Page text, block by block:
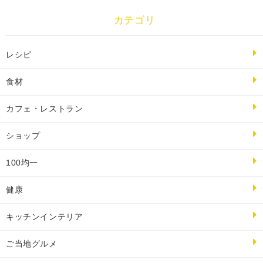
カテゴリ
レシピ
食材
カフェ・レストラン
ショップ
100均一
健康
キッチンインテリア
ご当地グルメ